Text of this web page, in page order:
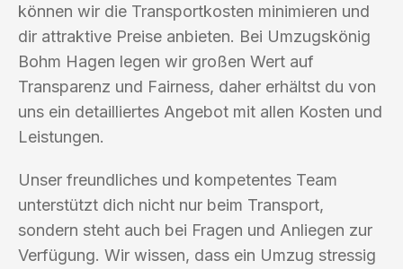
können wir die Transportkosten minimieren und
dir attraktive Preise anbieten. Bei Umzugskönig
Bohm Hagen legen wir großen Wert auf
Transparenz und Fairness, daher erhältst du von
uns ein detailliertes Angebot mit allen Kosten und
Leistungen.
Unser freundliches und kompetentes Team
unterstützt dich nicht nur beim Transport,
sondern steht auch bei Fragen und Anliegen zur
Verfügung. Wir wissen, dass ein Umzug stressig